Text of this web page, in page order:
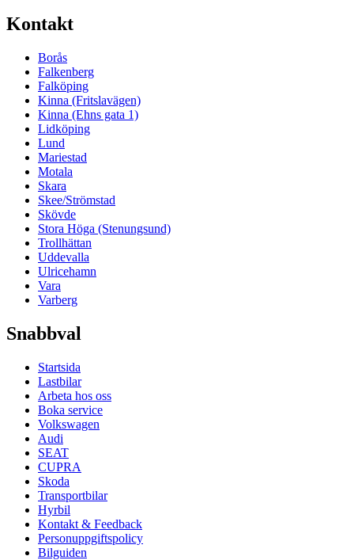
Kontakt
Borås
Falkenberg
Falköping
Kinna (Fritslavägen)
Kinna (Ehns gata 1)
Lidköping
Lund
Mariestad
Motala
Skara
Skee/Strömstad
Skövde
Stora Höga (Stenungsund)
Trollhättan
Uddevalla
Ulricehamn
Vara
Varberg
Snabbval
Startsida
Lastbilar
Arbeta hos oss
Boka service
Volkswagen
Audi
SEAT
CUPRA
Skoda
Transportbilar
Hyrbil
Kontakt & Feedback
Personuppgiftspolicy
Bilguiden